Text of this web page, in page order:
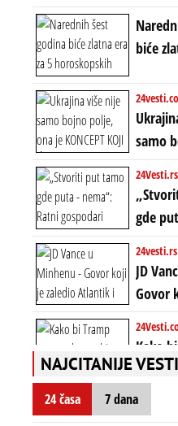
ere“,
ere
istom
prošle
biće
novca
samo
ona je
ĆE
gde
Ratni
plaču
ikakve
njima,
nebitni
JD
Govor
šokirao
Kako
mogao
TREĆI
uprkos
NAJCITANIJE VESTI
24 časa 7 dana